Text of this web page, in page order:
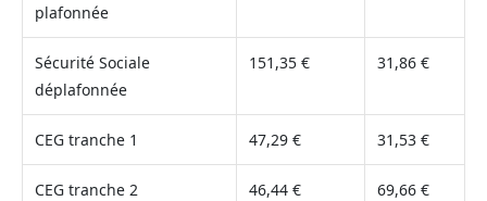
plafonnée
Sécurité Sociale
déplafonnée
151,35 € 31,86 €
CEG tranche 1 47,29 € 31,53 €
CEG tranche 2 46,44 € 69,66 €